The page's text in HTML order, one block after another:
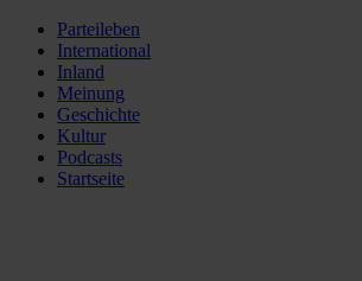
Parteileben
International
Inland
Meinung
Geschichte
Kultur
Podcasts
Startseite